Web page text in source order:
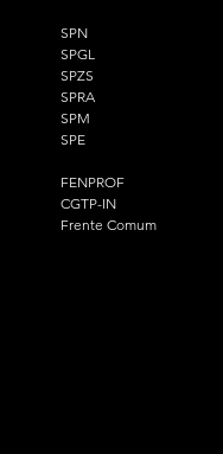
SPN
SPGL
SPZS
SPRA
SPM
SPE
FENPROF
CGTP-IN
Frente Comum